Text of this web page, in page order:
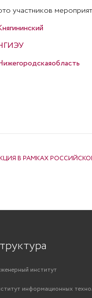
участников
В РАМКАХ
институт
информационных